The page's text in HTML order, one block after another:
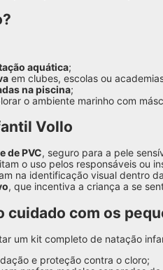
aquática;
em clubes, escolas ou
na piscina;
o ambiente marinho com
Vollo
de PVC, seguro para a pele
o uso pelos responsáveis ou
na identificação visual dentro
, que incentiva a criança a se
cuidado com os
um kit completo de natação
e proteção contra o cloro;